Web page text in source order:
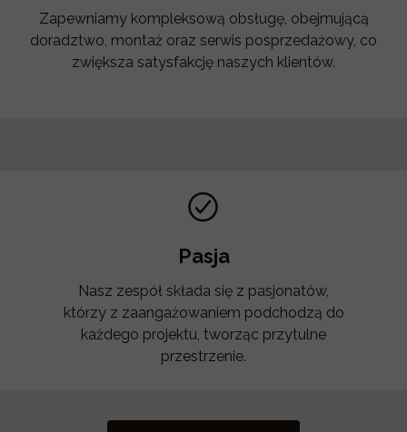
Pasja
Nasz zespół składa się z pasjonatów,
którzy z zaangażowaniem podchodzą do
każdego projektu, tworząc przytulne
przestrzenie.
Zapewniamy kompleksową obsługę, obejmującą
doradztwo, montaż oraz serwis posprzedażowy, co
zwiększa satysfakcję naszych klientów.